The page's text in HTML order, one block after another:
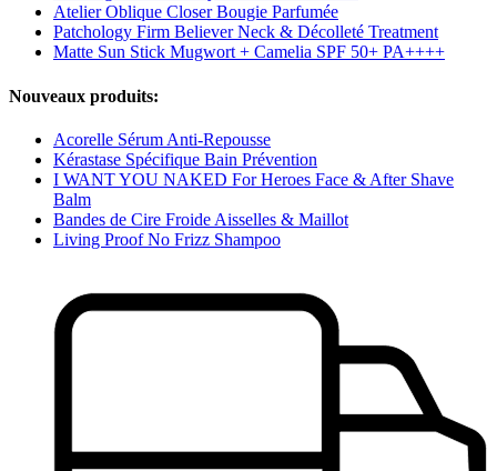
Atelier Oblique Closer Bougie Parfumée
Patchology Firm Believer Neck & Décolleté Treatment
Matte Sun Stick Mugwort + Camelia SPF 50+ PA++++
Nouveaux produits:
Acorelle Sérum Anti-Repousse
Kérastase Spécifique Bain Prévention
I WANT YOU NAKED For Heroes Face & After Shave
Balm
Bandes de Cire Froide Aisselles & Maillot
Living Proof No Frizz Shampoo